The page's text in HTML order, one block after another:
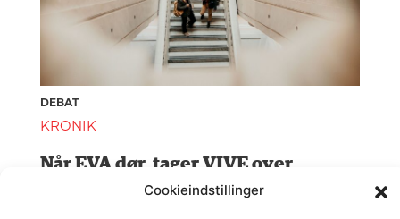
Cookieindstillinger
DEBAT
KRONIK
Når EVA dør, tager VIVE over
0 kommentarer